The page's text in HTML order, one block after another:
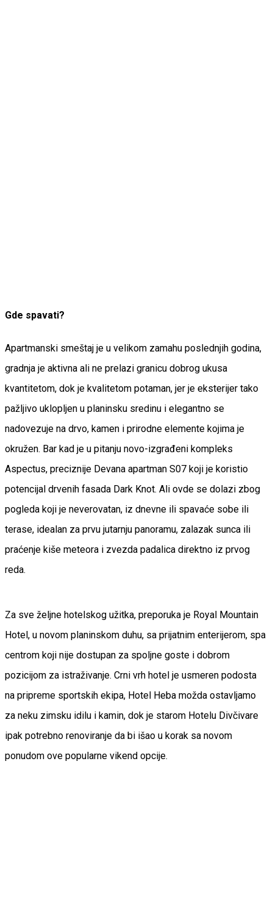
Gde spavati?
Apartmanski smeštaj je u velikom zamahu poslednjih godina,
gradnja je aktivna ali ne prelazi granicu dobrog ukusa
kvantitetom, dok je kvalitetom potaman, jer je eksterijer tako
pažljivo uklopljen u planinsku sredinu i elegantno se
nadovezuje na drvo, kamen i prirodne elemente kojima je
okružen. Bar kad je u pitanju novo-izgrađeni kompleks
Aspectus, preciznije Devana apartman S07 koji je koristio
potencijal drvenih fasada Dark Knot. Ali ovde se dolazi zbog
pogleda koji je neverovatan, iz dnevne ili spavaće sobe ili
terase, idealan za prvu jutarnju panoramu, zalazak sunca ili
praćenje kiše meteora i zvezda padalica direktno iz prvog
reda.
Za sve željne hotelskog užitka, preporuka je Royal Mountain
Hotel, u novom planinskom duhu, sa prijatnim enterijerom, spa
centrom koji nije dostupan za spoljne goste i dobrom
pozicijom za istraživanje. Crni vrh hotel je usmeren podosta
na pripreme sportskih ekipa, Hotel Heba možda ostavljamo
za neku zimsku idilu i kamin, dok je starom Hotelu Divčivare
ipak potrebno renoviranje da bi išao u korak sa novom
ponudom ove popularne vikend opcije.